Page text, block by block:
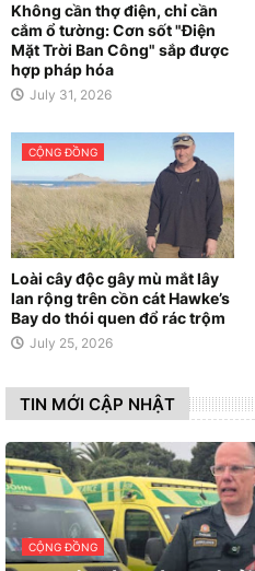
Không cần thợ điện, chỉ cần
cắm ổ tường: Cơn sốt "Điện
Mặt Trời Ban Công" sắp được
hợp pháp hóa
July 31, 2026
CỘNG ĐỒNG
Loài cây độc gây mù mắt lây
lan rộng trên cồn cát Hawke’s
Bay do thói quen đổ rác trộm
July 25, 2026
TIN MỚI CẬP NHẬT
CỘNG ĐỒNG